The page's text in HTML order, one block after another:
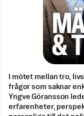
I mötet mellan tro,
frågor som saknar
Yngve Göransson
erfarenheter,